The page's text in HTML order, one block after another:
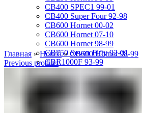
CB400 SPEC1 99-01
CB400 Super Four 92-98
CB600 Hornet 00-02
CB600 Hornet 07-10
CB600 Hornet 98-99
CB750 Seven Fifty 92-01
CBR1000F 93-99
CBR1000RR 06-07
CBR1000RR 08-11
CBR1100XX 01-07
CBR1100XX 97-98
Главная »Honda»CB600 Hornet 98-99
Previous product